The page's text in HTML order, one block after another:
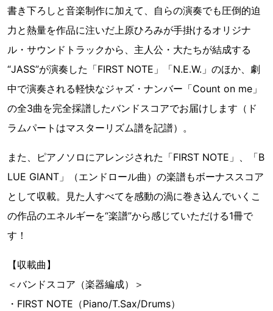
書き下ろしと音楽制作に加えて、自らの演奏でも圧倒的迫
力と熱量を作品に注いだ上原ひろみが手掛けるオリジナ
ル・サウンドトラックから、主人公・大たちが結成する
“JASS”が演奏した「FIRST NOTE」「N.E.W.」のほか、劇
中で演奏される軽快なジャズ・ナンバー「Count on me」
の全3曲を完全採譜したバンドスコアでお届けします（ド
ラムパートはマスターリズム譜を記譜）。
また、ピアノソロにアレンジされた「FIRST NOTE」、「B
LUE GIANT」（エンドロール曲）の楽譜もボーナススコア
として収載。見た人すべてを感動の渦に巻き込んでいくこ
の作品のエネルギーを“楽譜”から感じていただける1冊で
す！
【収載曲】
＜バンドスコア（楽器編成）＞
・FIRST NOTE（Piano/T.Sax/Drums）